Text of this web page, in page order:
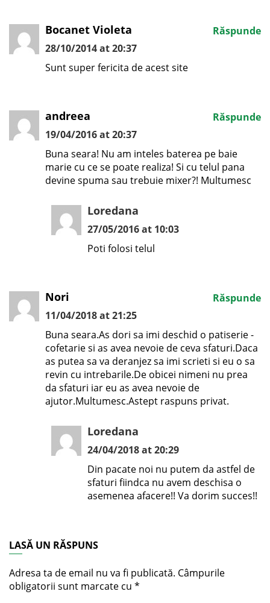
Bocanet Violeta
28/10/2014 at 20:37
Sunt super fericita de acest site
Răspunde
andreea
19/04/2016 at 20:37
Buna seara! Nu am inteles baterea pe baie
marie cu ce se poate realiza! Si cu telul pana
devine spuma sau trebuie mixer?! Multumesc
Răspunde
Loredana
27/05/2016 at 10:03
Poti folosi telul
Nori
11/04/2018 at 21:25
Buna seara.As dori sa imi deschid o patiserie -
cofetarie si as avea nevoie de ceva sfaturi.Daca
as putea sa va deranjez sa imi scrieti si eu o sa
revin cu intrebarile.De obicei nimeni nu prea
da sfaturi iar eu as avea nevoie de
ajutor.Multumesc.Astept raspuns privat.
Răspunde
Loredana
24/04/2018 at 20:29
Din pacate noi nu putem da astfel de
sfaturi fiindca nu avem deschisa o
asemenea afacere!! Va dorim succes!!
LASĂ UN RĂSPUNS
Adresa ta de email nu va fi publicată. Câmpurile
obligatorii sunt marcate cu *